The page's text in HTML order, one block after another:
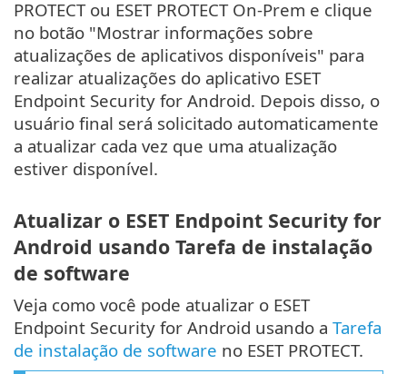
PROTECT ou ESET PROTECT On-Prem e clique
no botão "Mostrar informações sobre
atualizações de aplicativos disponíveis" para
realizar atualizações do aplicativo ESET
Endpoint Security for Android. Depois disso, o
usuário final será solicitado automaticamente
a atualizar cada vez que uma atualização
estiver disponível.
Atualizar o ESET Endpoint Security for
Android usando Tarefa de instalação
de software
Veja como você pode atualizar o ESET
Endpoint Security for Android usando a Tarefa
de instalação de software no ESET PROTECT.